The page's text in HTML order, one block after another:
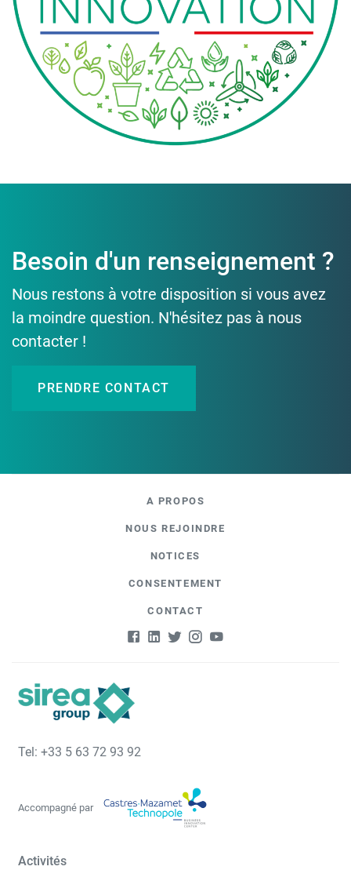
Besoin d'un renseignement ?
Nous restons à votre disposition si vous avez
la moindre question. N'hésitez pas à nous
contacter !
PRENDRE CONTACT
A PROPOS
NOUS REJOINDRE
NOTICES
CONSENTEMENT
CONTACT
Tel: +33 5 63 72 93 92
Accompagné par
Activités